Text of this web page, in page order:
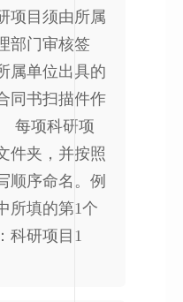
项目须由所属
部门审核签
属单位出具的
同书扫描件作
每项科研项
件夹，并按照
顺序命名。例
所填的第1个
科研项目1